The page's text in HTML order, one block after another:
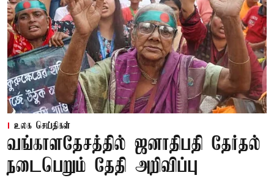
உலக செய்திகள்
வங்காளதேசத்தில் ஜனாதிபதி தேர்தல்
நடைபெறும் தேதி அறிவிப்பு